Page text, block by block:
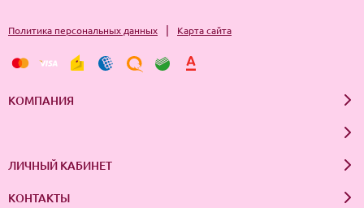
Политика персональных данных | Карта сайта
КОМПАНИЯ
ЛИЧНЫЙ КАБИНЕТ
КОНТАКТЫ